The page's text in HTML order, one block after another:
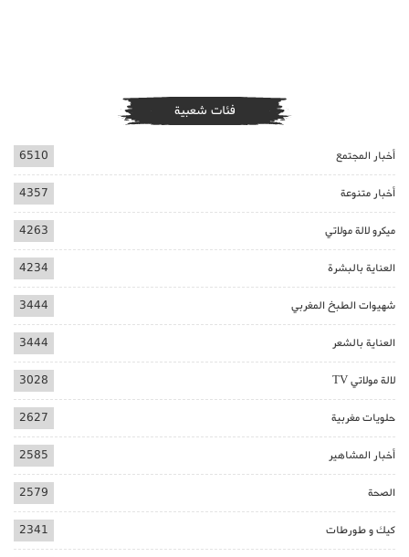
فئات شعبية
أخبار المجتمع 6510
أخبار متنوعة 4357
ميكرو لالة مولاتي 4263
العناية بالبشرة 4234
شهيوات الطبخ المغربي 3444
العناية بالشعر 3444
لالة مولاتي TV 3028
حلويات مغربية 2627
أخبار المشاهير 2585
الصحة 2579
كيك و طورطات 2341